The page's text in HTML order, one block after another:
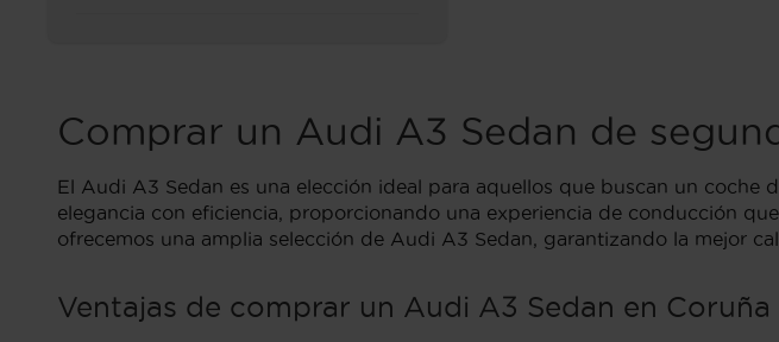
Comprar un Audi A3 Sedan de
El Audi A3 Sedan es una elección ideal para aquellos que buscan un
elegancia con eficiencia, proporcionando una experiencia de conducción
ofrecemos una amplia selección de Audi A3 Sedan, garantizando la mejor
Ventajas de comprar un Audi A3 Sedan en